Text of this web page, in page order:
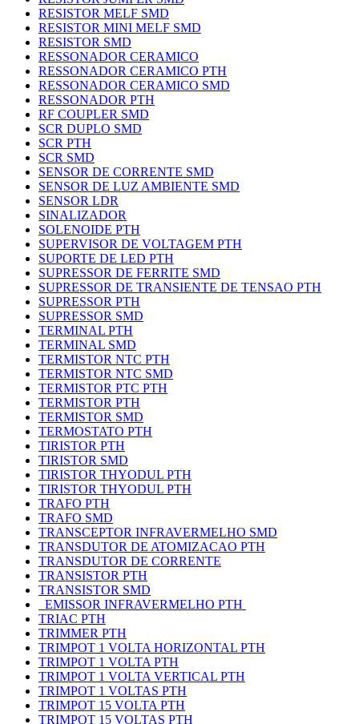
RESISTOR MELF SMD
RESISTOR MINI MELF SMD
RESISTOR SMD
RESSONADOR CERAMICO
RESSONADOR CERAMICO PTH
RESSONADOR CERAMICO SMD
RESSONADOR PTH
RF COUPLER SMD
SCR DUPLO SMD
SCR PTH
SCR SMD
SENSOR DE CORRENTE SMD
SENSOR DE LUZ AMBIENTE SMD
SENSOR LDR
SINALIZADOR
SOLENOIDE PTH
SUPERVISOR DE VOLTAGEM PTH
SUPORTE DE LED PTH
SUPRESSOR DE FERRITE SMD
SUPRESSOR DE TRANSIENTE DE TENSAO PTH
SUPRESSOR PTH
SUPRESSOR SMD
TERMINAL PTH
TERMINAL SMD
TERMISTOR NTC PTH
TERMISTOR NTC SMD
TERMISTOR PTC PTH
TERMISTOR PTH
TERMISTOR SMD
TERMOSTATO PTH
TIRISTOR PTH
TIRISTOR SMD
TIRISTOR THYODUL PTH
TIRISTOR THYODUL PTH
TRAFO PTH
TRAFO SMD
TRANSCEPTOR INFRAVERMELHO SMD
TRANSDUTOR DE ATOMIZACAO PTH
TRANSDUTOR DE CORRENTE
TRANSISTOR PTH
TRANSISTOR SMD
EMISSOR INFRAVERMELHO PTH
TRIAC PTH
TRIMMER PTH
TRIMPOT 1 VOLTA HORIZONTAL PTH
TRIMPOT 1 VOLTA PTH
TRIMPOT 1 VOLTA VERTICAL PTH
TRIMPOT 1 VOLTAS PTH
TRIMPOT 15 VOLTA PTH
TRIMPOT 15 VOLTAS PTH